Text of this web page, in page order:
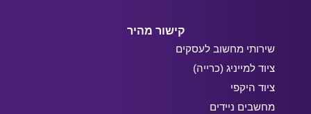
קישור מהיר
שירותי מחשוב לעסקים
ציוד למייניג (כרייה)
ציוד היקפי
מחשבים ניידים